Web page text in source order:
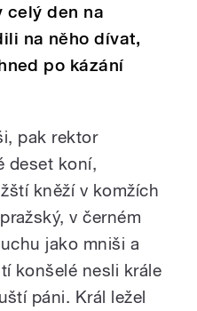
celý den na
na něho dívat,
po kázání
pak rektor
deset koní,
kněží v komžích
v černém
jako mniši a
konšelé nesli krále
páni. Král ležel